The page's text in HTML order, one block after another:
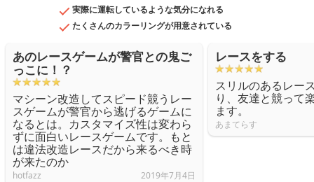
実際に運転しているような気分になれる
たくさんのカラーリングが用意されている
あのレースゲームが警官との鬼ご
っこに！？
マシーン改造してスピード競うレー
スゲームが警官から逃げるゲームに
なるとは。カスタマイズ性は変わら
ずに面白いレースゲームです。もと
は違法改造レースだから来るべき時
が来たのか
hotfazz 2019年7月4日
レースをする
スリルのあるレー
り、友達と競って
ます。
あまてらす